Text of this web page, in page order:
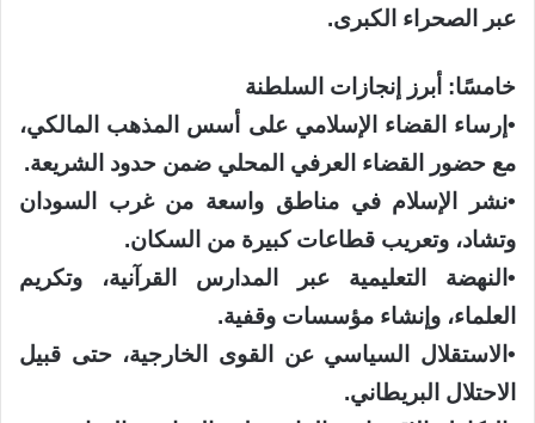
عبر الصحراء الكبرى.
خامسًا: أبرز إنجازات السلطنة
​•​إرساء القضاء الإسلامي على أسس المذهب المالكي،
مع حضور القضاء العرفي المحلي ضمن حدود الشريعة.
​•​نشر الإسلام في مناطق واسعة من غرب السودان
وتشاد، وتعريب قطاعات كبيرة من السكان.
​•​النهضة التعليمية عبر المدارس القرآنية، وتكريم
العلماء، وإنشاء مؤسسات وقفية.
​•​الاستقلال السياسي عن القوى الخارجية، حتى قبيل
الاحتلال البريطاني.